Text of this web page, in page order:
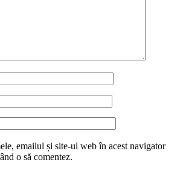
emailul și site-ul web în acest navigator
o să comentez.